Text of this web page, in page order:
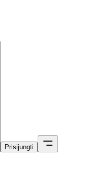
Prisijungti